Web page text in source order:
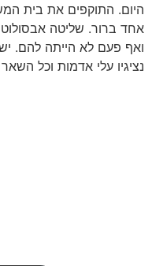
היום. התוקפים את בית
אחד ברור. שליטה
ואף פעם לא הייתה להם.
נציגיו עלי אדמות וכל